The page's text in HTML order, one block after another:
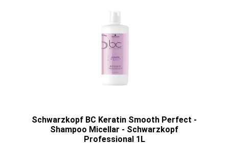
Schwarzkopf BC Keratin Smooth Perfect -
Shampoo Micellar - Schwarzkopf
Professional 1L